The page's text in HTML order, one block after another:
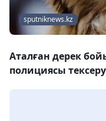
sputniknews.kz
Аталған дерек
полициясы